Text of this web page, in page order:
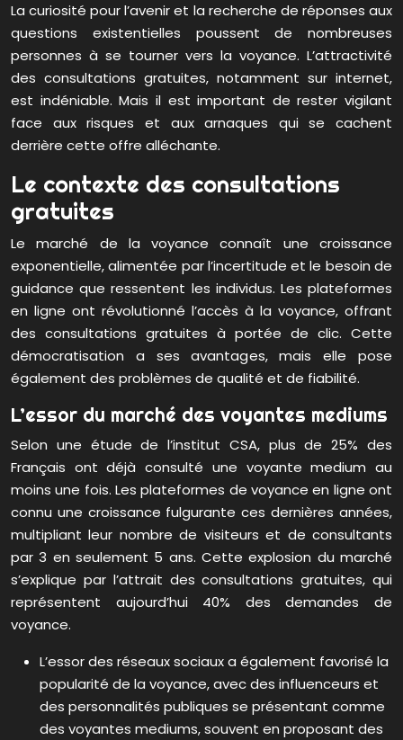
La curiosité pour l’avenir et la recherche de réponses aux
questions existentielles poussent de nombreuses
personnes à se tourner vers la voyance. L’attractivité
des consultations gratuites, notamment sur internet,
est indéniable. Mais il est important de rester vigilant
face aux risques et aux arnaques qui se cachent
derrière cette offre alléchante.
Le contexte des consultations
gratuites
Le marché de la voyance connaît une croissance
exponentielle, alimentée par l’incertitude et le besoin de
guidance que ressentent les individus. Les plateformes
en ligne ont révolutionné l’accès à la voyance, offrant
des consultations gratuites à portée de clic. Cette
démocratisation a ses avantages, mais elle pose
également des problèmes de qualité et de fiabilité.
L’essor du marché des voyantes mediums
Selon une étude de l’institut CSA, plus de 25% des
Français ont déjà consulté une voyante medium au
moins une fois. Les plateformes de voyance en ligne ont
connu une croissance fulgurante ces dernières années,
multipliant leur nombre de visiteurs et de consultants
par 3 en seulement 5 ans. Cette explosion du marché
s’explique par l’attrait des consultations gratuites, qui
représentent aujourd’hui 40% des demandes de
voyance.
L’essor des réseaux sociaux a également favorisé la
popularité de la voyance, avec des influenceurs et
des personnalités publiques se présentant comme
des voyantes mediums, souvent en proposant des